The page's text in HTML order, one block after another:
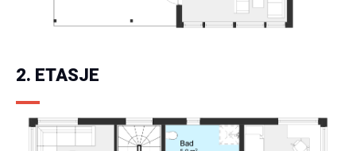
2. ETASJE